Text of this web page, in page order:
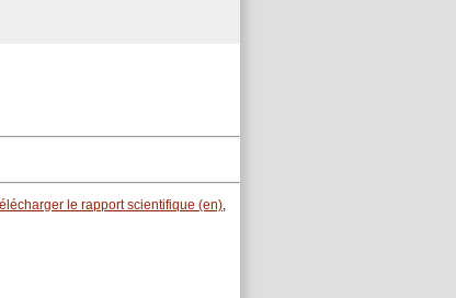
le rapport scientifique (en),